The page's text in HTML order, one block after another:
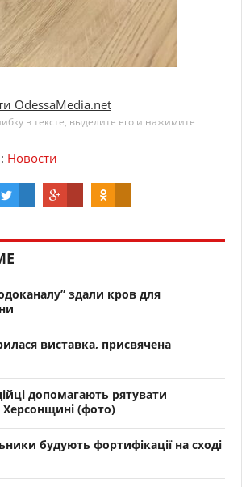
OdessaMedia.net
в тексте, выделите его и нажимите
Новости
здали кров для
виставка, присвячена
допомагають рятувати
(фото)
будують фортифікації на сході